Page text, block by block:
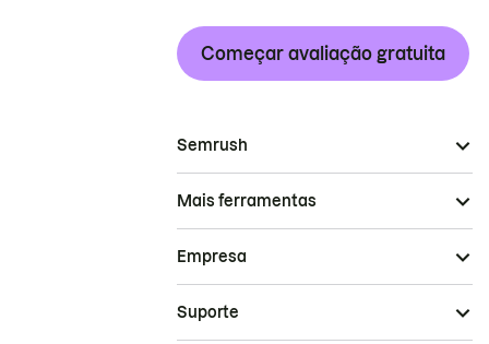
Começar avaliação gratuita
Semrush
Mais ferramentas
Empresa
Suporte